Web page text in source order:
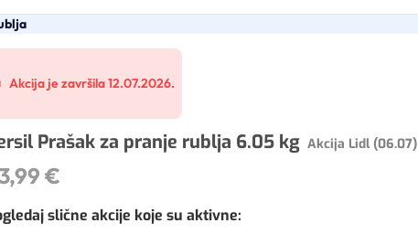
Akcija je završila 12.07.2026.
Prašak za pranje rublja 6.05 kg Akcija Lidl (06.07)
€
slične akcije koje su aktivne: